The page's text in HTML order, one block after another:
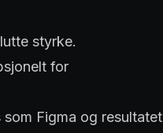
styrke.
for
Figma og resultatet